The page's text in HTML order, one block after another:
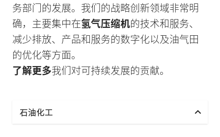
务部门的发展。我们的战略创新领域非常明
确，主要集中在氢气压缩机的技术和服务、
减少排放、产品和服务的数字化以及油气田
的优化等方面。
了解更多我们对可持续发展的贡献。
石油化工